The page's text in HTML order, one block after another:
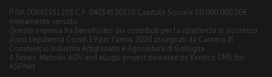
P. IVA 00692551203 C.F. 04034530370 Capitale Sociale 10.000.000,00€
interamente versato
Questa impresa ha beneficiato dei contributi per la ripartenza in sicurezza
dopo l'epidemia Covid-19 per l'anno 2020 assegnati da Camera di
Commercio Industria Artigianato e Agricoltura di Bologna
A Simex, Metodo ADV and eLogic project powered by Kentico CMS for
ASP.Net